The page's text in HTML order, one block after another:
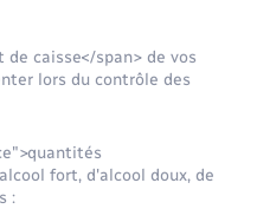
caisse</span> de vos
lors du contrôle des
fort, d'alcool doux, de
: